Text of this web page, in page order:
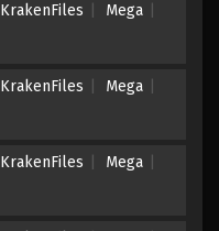
KrakenFiles
Mega
KrakenFiles
Mega
KrakenFiles
Mega